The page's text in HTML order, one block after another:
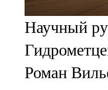
107,8 FM
Теләче
106,1 FM
Түбән Кама
Научный
Роман